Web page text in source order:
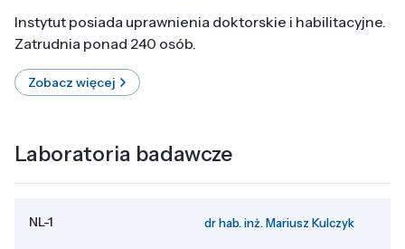
Instytut posiada uprawnienia doktorskie i habilitacyjne.
Zatrudnia ponad 240 osób.
Zobacz więcej
Laboratoria badawcze
NL-1 dr hab. inż. Mariusz Kulczyk